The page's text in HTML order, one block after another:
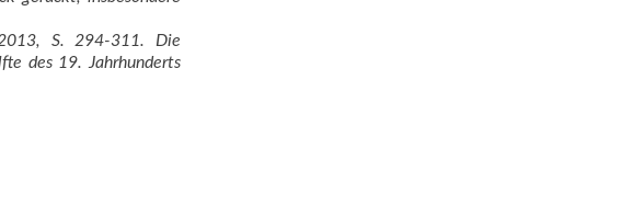
S. 294-311. Die
des 19. Jahrhunderts